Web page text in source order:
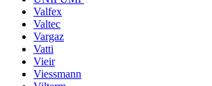
Valfex
Valtec
Vargaz
Vatti
Vieir
Viessmann